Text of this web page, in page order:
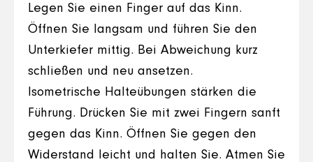
Legen Sie einen Finger auf das Kinn.
Öffnen Sie langsam und führen Sie den
Unterkiefer mittig. Bei Abweichung kurz
schließen und neu ansetzen.
Isometrische Halteübungen stärken die
Führung. Drücken Sie mit zwei Fingern sanft
gegen das Kinn. Öffnen Sie gegen den
Widerstand leicht und halten Sie. Atmen Sie